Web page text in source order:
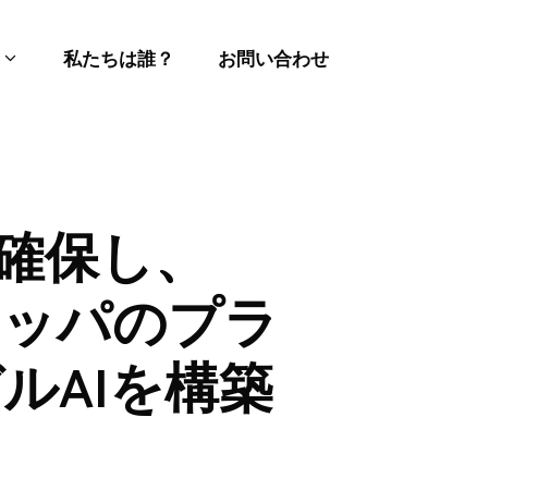
私たちは誰？ お問い合わせ
し、
パのプラ
AIを構築